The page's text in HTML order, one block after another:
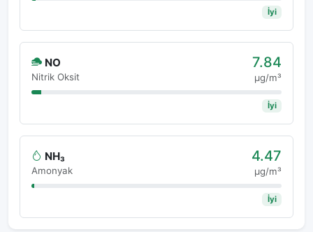
İyi
NO
Nitrik Oksit
7.84
μg/m³
İyi
NH₃
Amonyak
4.47
μg/m³
İyi